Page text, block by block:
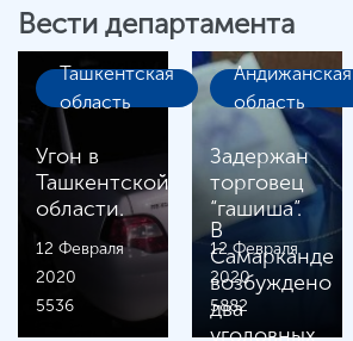
Вести департамента
Ташкентская
область
Угон в
Ташкентской
области.
12 Февраля
2020
5536
Андижанская
область
Задержан
торговец
“гашиша”.
12 Февраля
2020
5882
В
Самарканде
возбуждено
два
уголовных